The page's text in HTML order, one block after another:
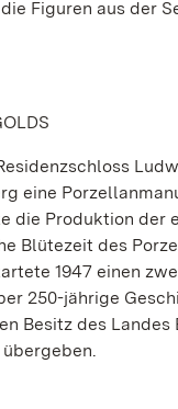
Figuren aus der
eine
die Produktion der
Blütezeit des
1947 einen
250-jährige
Besitz des